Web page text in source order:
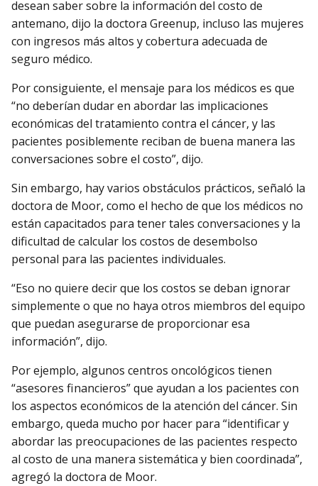
desean saber sobre la información del costo de
antemano, dijo la doctora Greenup, incluso las mujeres
con ingresos más altos y cobertura adecuada de
seguro médico.
Por consiguiente, el mensaje para los médicos es que
“no deberían dudar en abordar las implicaciones
económicas del tratamiento contra el cáncer, y las
pacientes posiblemente reciban de buena manera las
conversaciones sobre el costo”, dijo.
Sin embargo, hay varios obstáculos prácticos, señaló la
doctora de Moor, como el hecho de que los médicos no
están capacitados para tener tales conversaciones y la
dificultad de calcular los costos de desembolso
personal para las pacientes individuales.
“Eso no quiere decir que los costos se deban ignorar
simplemente o que no haya otros miembros del equipo
que puedan asegurarse de proporcionar esa
información”, dijo.
Por ejemplo, algunos centros oncológicos tienen
“asesores financieros” que ayudan a los pacientes con
los aspectos económicos de la atención del cáncer. Sin
embargo, queda mucho por hacer para “identificar y
abordar las preocupaciones de las pacientes respecto
al costo de una manera sistemática y bien coordinada”,
agregó la doctora de Moor.